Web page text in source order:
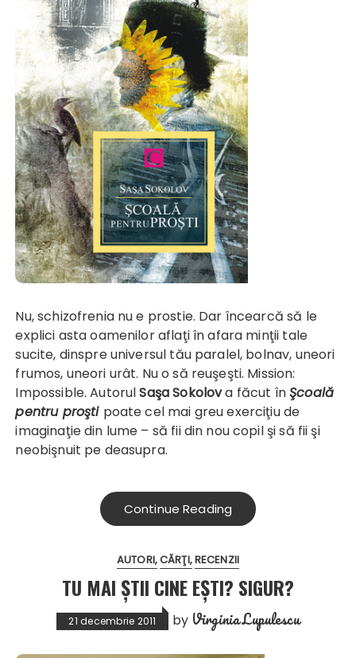
Nu, schizofrenia nu e prostie. Dar încearcă să le
explici asta oamenilor aflaţi în afara minţii tale
sucite, dinspre universul tău paralel, bolnav, uneori
frumos, uneori urât. Nu o să reuşeşti. Mission:
Impossible. AutorulSaşa Sokolova făcut înŞcoală
pentru proşti poate cel mai greu exerciţiu de
imaginaţie din lume – să fii din nou copil şi să fii şi
neobişnuit pe deasupra.
Continue Reading
AUTORI CĂRŢI RECENZII
TU MAI ȘTII CINE EȘTI? SIGUR?
21 decembrie 2011 by Virginia Lupulescu